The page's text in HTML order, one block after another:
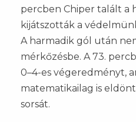
percben Chiper talált a
kijátszották a
A harmadik gól után
mérkőzésbe. A 73.
0–4-es végeredményt,
matematikailag is
sorsát.